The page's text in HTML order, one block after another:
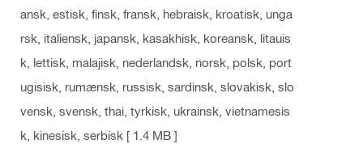
ansk, estisk, finsk, fransk, hebraisk, kroatisk, unga
rsk, italiensk, japansk, kasakhisk, koreansk, litauis
k, lettisk, malajisk, nederlandsk, norsk, polsk, port
ugisisk, rumænsk, russisk, sardinsk, slovakisk, slo
vensk, svensk, thai, tyrkisk, ukrainsk, vietnamesis
k, kinesisk, serbisk [ 1.4 MB ]